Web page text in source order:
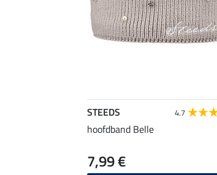
STEEDS 4.7
hoofdband Belle
7,99 €